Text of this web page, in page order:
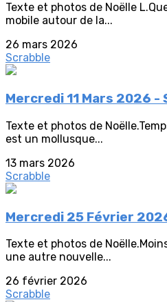
Texte et photos de Noëlle
mobile autour de la...
26 mars 2026
Scrabble
Mercredi 11 Mars 2026 -
Texte et photos de
est un mollusque...
13 mars 2026
Scrabble
Mercredi 25 Février
Texte et photos de
une autre nouvelle...
26 février 2026
Scrabble